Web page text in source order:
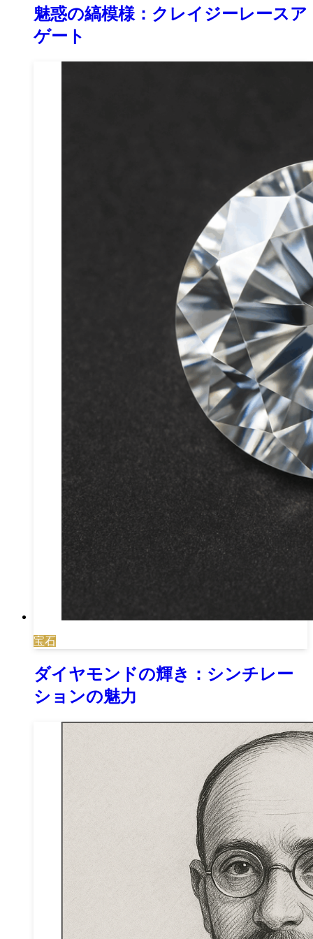
魅惑の縞模様：クレイジーレースア
ゲート
宝石
ダイヤモンドの輝き：シンチレー
ションの魅力